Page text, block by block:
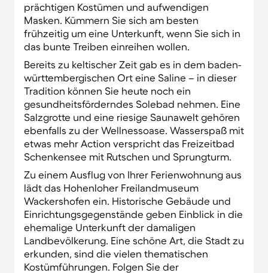
prächtigen Kostümen und aufwendigen
Masken. Kümmern Sie sich am besten
frühzeitig um eine Unterkunft, wenn Sie sich in
das bunte Treiben einreihen wollen.
Bereits zu keltischer Zeit gab es in dem baden-
württembergischen Ort eine Saline – in dieser
Tradition können Sie heute noch ein
gesundheitsförderndes Solebad nehmen. Eine
Salzgrotte und eine riesige Saunawelt gehören
ebenfalls zu der Wellnessoase. Wasserspaß mit
etwas mehr Action verspricht das Freizeitbad
Schenkensee mit Rutschen und Sprungturm.
Zu einem Ausflug von Ihrer Ferienwohnung aus
lädt das Hohenloher Freilandmuseum
Wackershofen ein. Historische Gebäude und
Einrichtungsgegenstände geben Einblick in die
ehemalige Unterkunft der damaligen
Landbevölkerung. Eine schöne Art, die Stadt zu
erkunden, sind die vielen thematischen
Kostümführungen. Folgen Sie der